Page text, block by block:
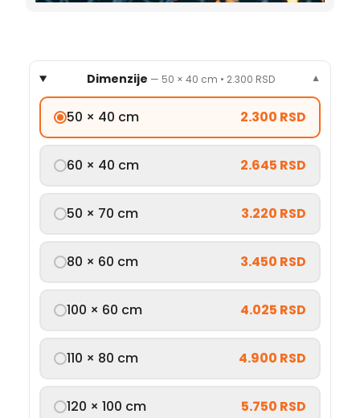
Dimenzije — 50 × 40 cm • 2.300 RSD ▼
50 × 40 cm 2.300 RSD
60 × 40 cm 2.645 RSD
50 × 70 cm 3.220 RSD
80 × 60 cm 3.450 RSD
100 × 60 cm 4.025 RSD
110 × 80 cm 4.900 RSD
120 × 100 cm 5.750 RSD